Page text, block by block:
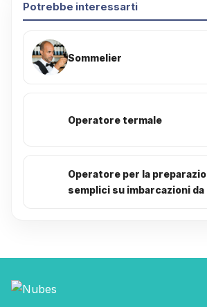
Potrebbe interessarti
Sommelier
Operatore termale
Operatore per la
semplici su imbarcazioni